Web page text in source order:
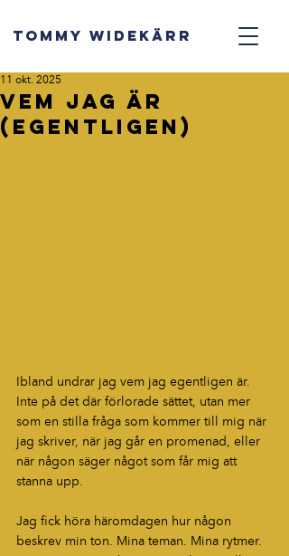
TOMMY WIDEKÄRR
Vem jag är
(egentligen)
11 okt. 2025
Ibland undrar jag vem jag egentligen är.
Inte på det där förlorade sättet, utan mer
som en stilla fråga som kommer till mig när
jag skriver, när jag går en promenad, eller
när någon säger något som får mig att
stanna upp.
Jag fick höra häromdagen hur någon
beskrev min ton. Mina teman. Mina rytmer.